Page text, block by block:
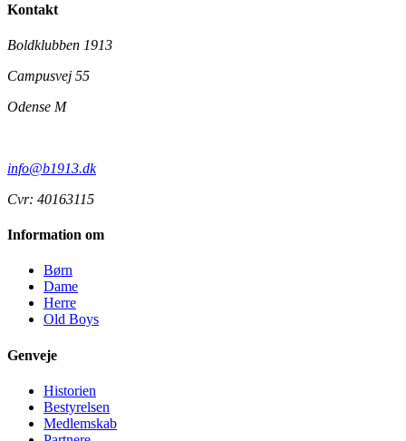
Kontakt
Boldklubben 1913
Campusvej 55
Odense M
info@b1913.dk
Cvr: 40163115
Information om
Børn
Dame
Herre
Old Boys
Genveje
Historien
Bestyrelsen
Medlemskab